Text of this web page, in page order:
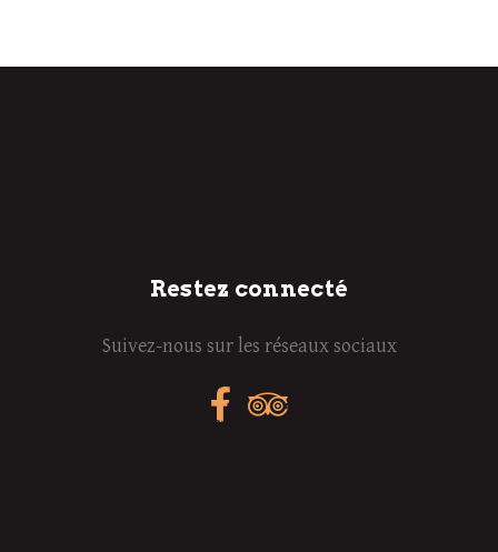
Restez connecté
Suivez-nous sur les réseaux sociaux